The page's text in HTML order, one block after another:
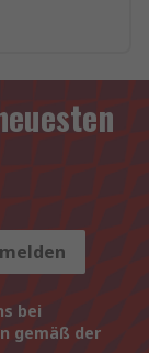
bei
gemäß der